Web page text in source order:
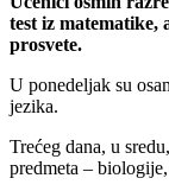
test iz matematike,
prosvete.
U ponedeljak su
jezika.
Trećeg dana, u
predmeta –